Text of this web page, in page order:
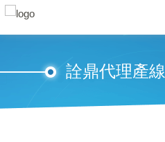
詮鼎代理產線